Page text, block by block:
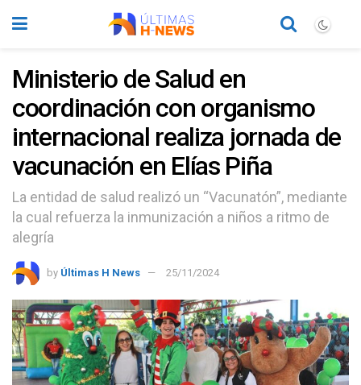
Ministerio de Salud en
coordinación con organismo
internacional realiza jornada de
vacunación en Elías Piña
La entidad de salud realizó un “Vacunatón”, mediante
la cual refuerza la inmunización a niños a ritmo de
alegría
by Últimas H News 25/11/2024